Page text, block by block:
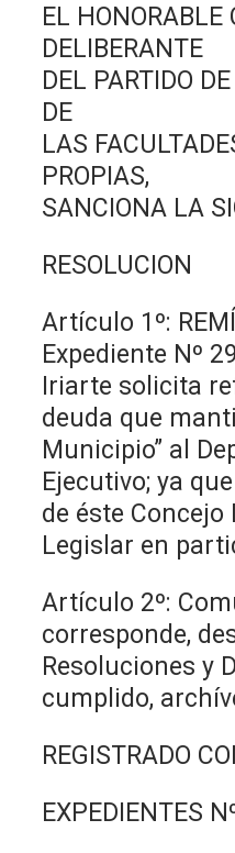
EL HONORABLE
DELIBERANTE
DEL PARTIDO
DE
LAS
PROPIAS,
SANCIONA LA
RESOLUCION
Artículo 1º:
Expediente Nº
Iriarte solicita
deuda que
Municipio” al
Ejecutivo; ya
de éste Concejo
Legislar en
Artículo 2º:
corresponde,
Resoluciones y
cumplido,
REGISTRADO
EXPEDIENTES